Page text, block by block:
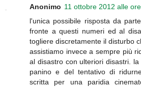
Anonimo 11 ottobre 2012 alle
l'unica possibile risposta da
fronte a questi numeri ed al
togliere discretamente il disturbo
assistiamo invece a sempre più
al disastro con ulteriori disastri.
panino e del tentativo di
scritta per una paridia